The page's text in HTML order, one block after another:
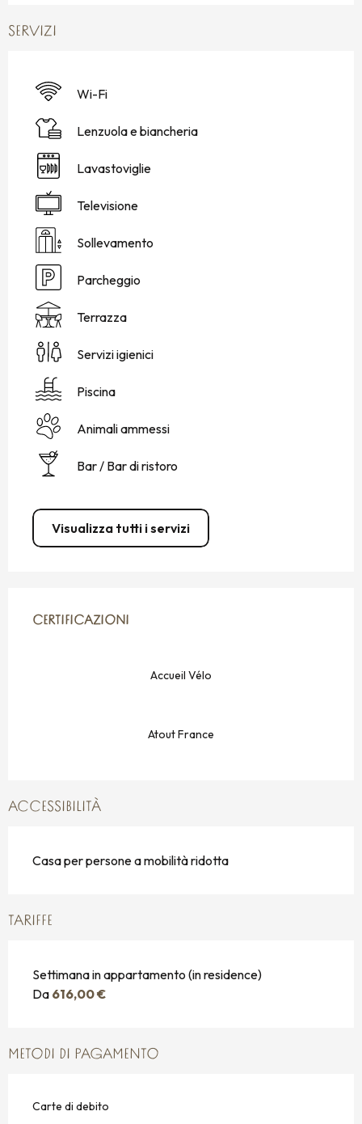
SERVIZI
Wi-Fi
Lenzuola e biancheria
Lavastoviglie
Televisione
Sollevamento
Parcheggio
Terrazza
Servizi igienici
Piscina
Animali ammessi
Bar / Bar di ristoro
Visualizza tutti i servizi
CERTIFICAZIONI
CERTIFICAZIONI
Accueil Vélo
Atout France
ACCESSIBILITÀ
Casa per persone a mobilità ridotta
TARIFFE
Settimana in appartamento (in residence)
Da 616,00 €
METODI DI PAGAMENTO
Carte di debito